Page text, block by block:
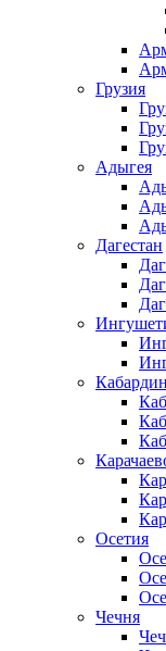
Грузия
Адыгея
Дагестан
Осетия
Чечня